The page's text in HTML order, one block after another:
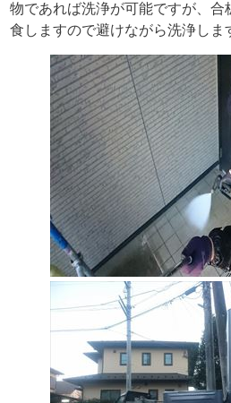
物であれば洗浄が可能ですが、合
食しますので避けながら洗浄しま